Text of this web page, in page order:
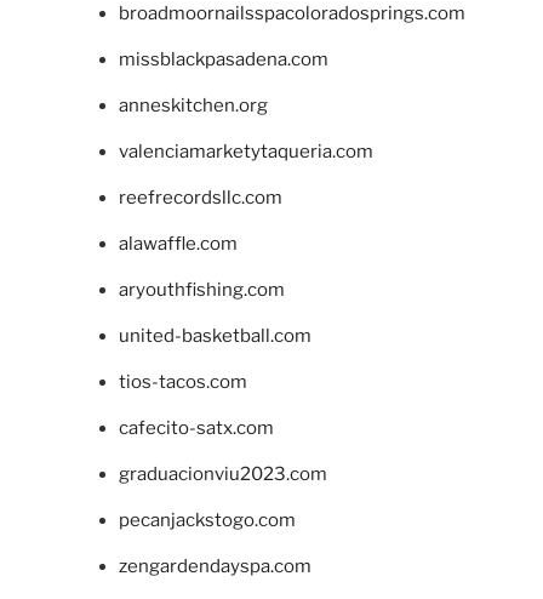
broadmoornailsspacoloradosprings.com
missblackpasadena.com
anneskitchen.org
valenciamarketytaqueria.com
reefrecordsllc.com
alawaffle.com
aryouthfishing.com
united-basketball.com
tios-tacos.com
cafecito-satx.com
graduacionviu2023.com
pecanjackstogo.com
zengardendayspa.com